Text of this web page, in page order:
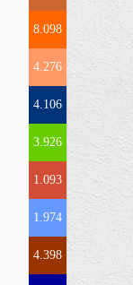
8.098
4.276
4.106
3.926
1.093
1.974
4.398